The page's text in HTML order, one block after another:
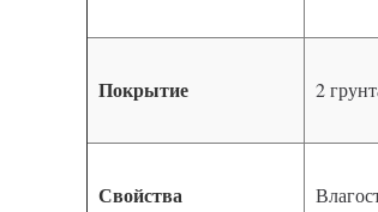
Покрытие 2
Свойства